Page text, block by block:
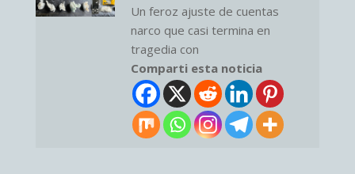
Un feroz ajuste de cuentas
narco que casi termina en
tragedia con
Comparti esta noticia